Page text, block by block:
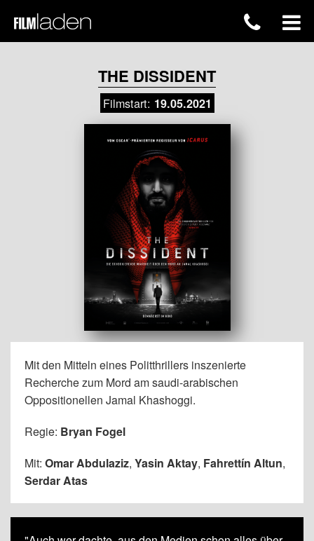
THE DISSIDENT
Filmstart: 19.05.2021
Mit den Mitteln eines Politthrillers inszenierte
Recherche zum Mord am saudi-arabischen
Oppositionellen Jamal Khashoggi.
Regie: Bryan Fogel
Mit: Omar Abdulaziz, Yasin Aktay, Fahrettín Altun,
Serdar Atas